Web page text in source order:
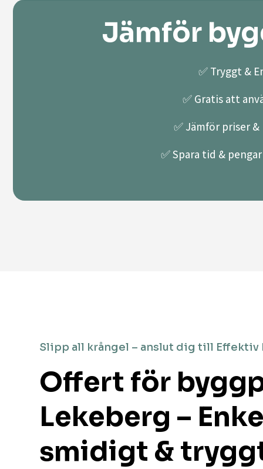
Jämför
✅ Tryggt &
✅ Gratis att
✅ Jämför priser
✅ Spara tid &
Slipp all krångel – anslut dig till Effektiv
Offert för
Lekeberg –
smidigt &